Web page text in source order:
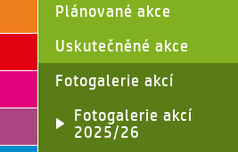
Plánované akce
Uskutečněné akce
Fotogalerie akcí
Fotogalerie akcí
2025/26